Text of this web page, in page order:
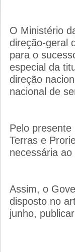
O Ministério
direção-geral
para o
especial da
direção
nacional de
Pelo
Terras e
necessária
Assim, o
disposto no
junho,